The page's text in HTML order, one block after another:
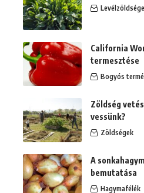
California
termesztése
Bogyós
Zöldség
vessünk?
Zöldségek
A
bemutatása
Hagymafélék